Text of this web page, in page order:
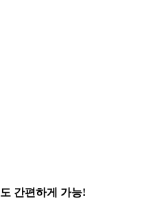
도 간편하게 가능!